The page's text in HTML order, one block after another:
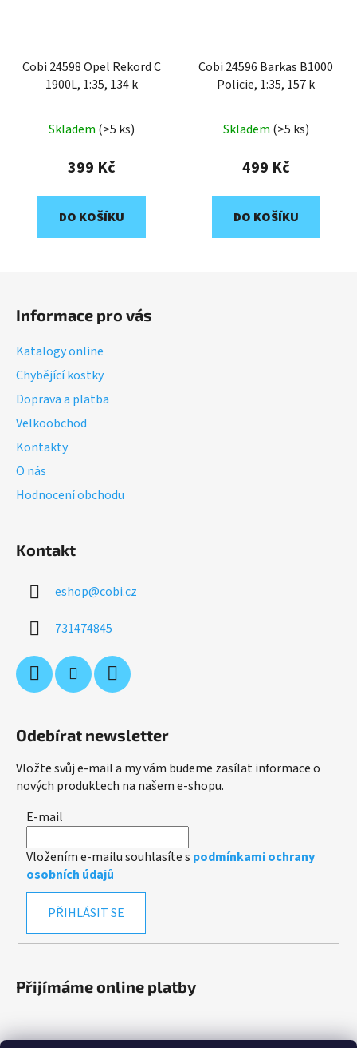
Cobi 24598 Opel Rekord C
1900L, 1:35, 134 k
Skladem (>5 ks)
399 Kč
DO KOŠÍKU
Cobi 24596 Barkas B1000
Policie, 1:35, 157 k
Skladem (>5 ks)
499 Kč
DO KOŠÍKU
Informace pro vás
Katalogy online
Chybějící kostky
Doprava a platba
Velkoobchod
Kontakty
O nás
Hodnocení obchodu
Kontakt
eshop@cobi.cz
731474845
Odebírat newsletter
Vložte svůj e-mail a my vám budeme zasílat informace o
nových produktech na našem e-shopu.
E-mail
Vložením e-mailu souhlasíte s podmínkami ochrany
osobních údajů
PŘIHLÁSIT SE
Přijímáme online platby